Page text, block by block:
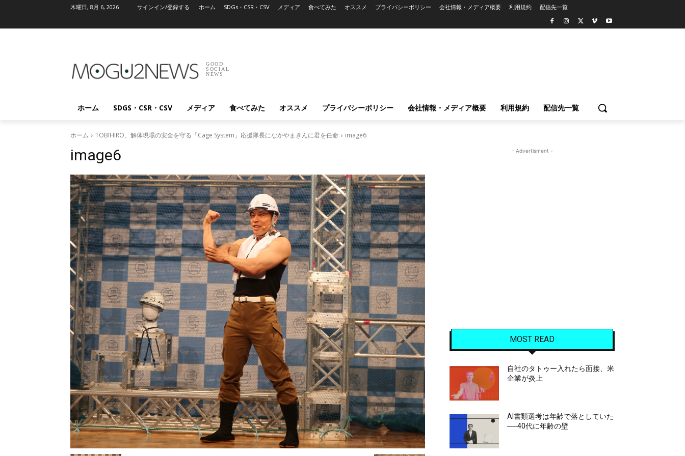
木曜日, 8月 6, 2026 サインイン/登録する ホーム SDGs・CSR・CSV メディア 食べてみた オススメ プライバシーポリシー 会社情報・メディア概要 利用規約 配信先一覧
GOOD
SOCIAL
NEWS
ホーム SDGS・CSR・CSV メディア 食べてみた オススメ プライバシーポリシー 会社情報・メディア概要 利用規約 配信先一覧
ホーム TOBIHIRO、解体現場の安全を守る「Cage System」応援隊長になかやまきんに君を任命 image6
image6 - Advertisment -
MOST READ
自社のタトゥー入れたら面接、米
企業が炎上
AI書類選考は年齢で落としていた
──40代に年齢の壁